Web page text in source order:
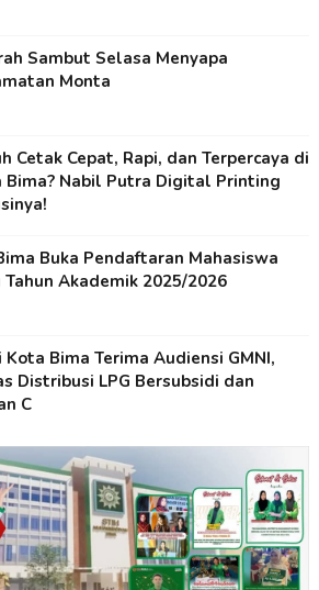
Sambut Selasa Menyapa
Monta
Cetak Cepat, Rapi, dan Terpercaya di
Bima? Nabil Putra Digital Printing
Buka Pendaftaran Mahasiswa
Tahun Akademik 2025/2026
Bima Terima Audiensi GMNI,
Distribusi LPG Bersubsidi dan
C